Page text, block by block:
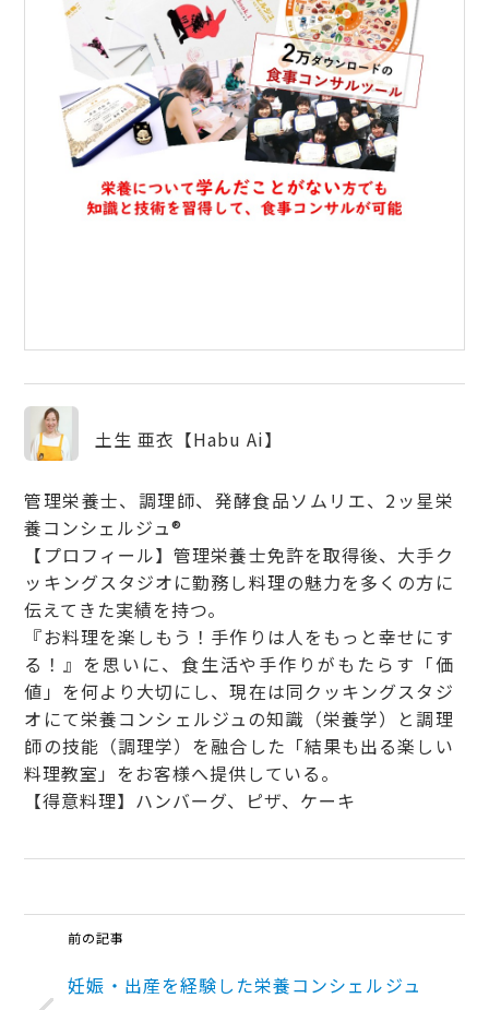
土生 亜衣【Habu Ai】
管理栄養士、調理師、発酵食品ソムリエ、2ッ星栄
養コンシェルジュ®
【プロフィール】管理栄養士免許を取得後、大手ク
ッキングスタジオに勤務し料理の魅力を多くの方に
伝えてきた実績を持つ。
『お料理を楽しもう！手作りは人をもっと幸せにす
る！』を思いに、食生活や手作りがもたらす「価
値」を何より大切にし、現在は同クッキングスタジ
オにて栄養コンシェルジュの知識（栄養学）と調理
師の技能（調理学）を融合した「結果も出る楽しい
料理教室」をお客様へ提供している。
【得意料理】ハンバーグ、ピザ、ケーキ
前の記事
妊娠・出産を経験した栄養コンシェルジュ